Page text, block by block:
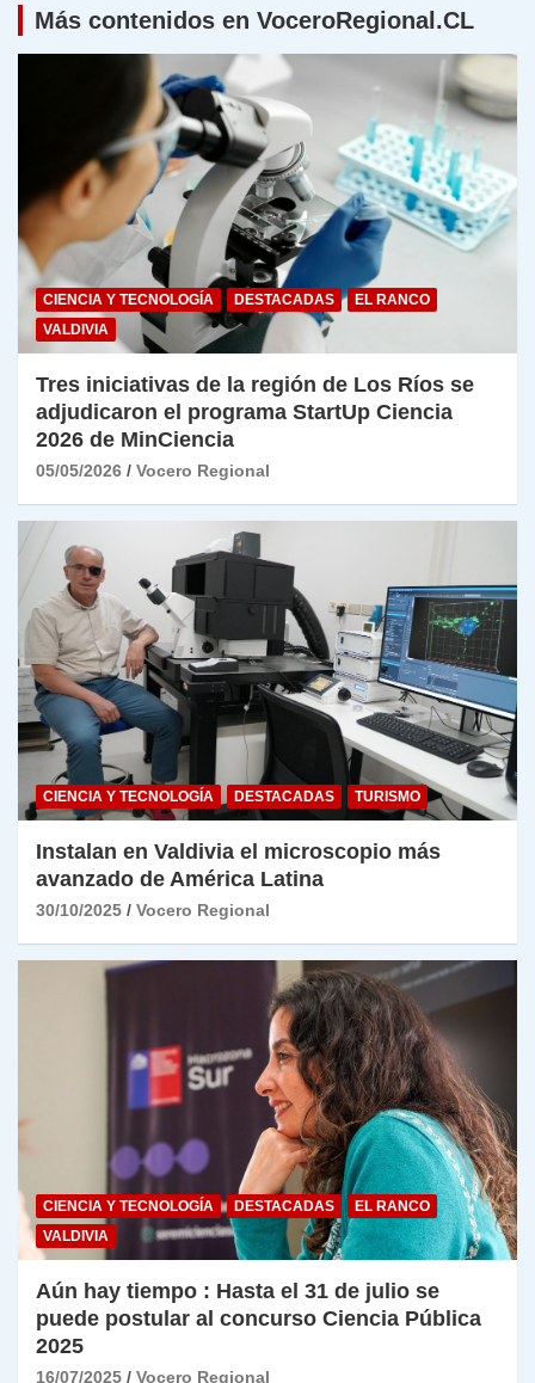
Más contenidos en VoceroRegional.CL
CIENCIA Y TECNOLOGÍA DESTACADAS
EL RANCO
VALDIVIA
Tres iniciativas de la región de Los Ríos se
adjudicaron el programa StartUp Ciencia
2026 de MinCiencia
05/05/2026 Vocero Regional
CIENCIA Y TECNOLOGÍA DESTACADAS TURISMO
Instalan en Valdivia el microscopio más
avanzado de América Latina
30/10/2025 Vocero Regional
CIENCIA Y TECNOLOGÍA DESTACADAS
EL RANCO
VALDIVIA
Aún hay tiempo : Hasta el 31 de julio se
puede postular al concurso Ciencia Pública
2025
16/07/2025 Vocero Regional